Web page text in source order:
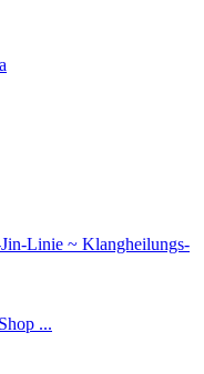
Linie ~ Klangheilungs-
...